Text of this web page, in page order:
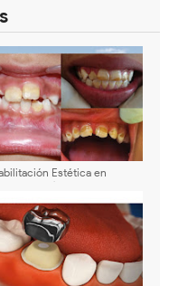
Estética en
En casos de
temprana, manchas
fluorosis y más